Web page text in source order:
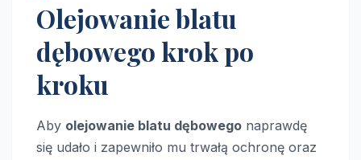
Olejowanie blatu
dębowego krok po
kroku
Aby olejowanie blatu dębowego naprawdę
się udało i zapewniło mu trwałą ochronę oraz